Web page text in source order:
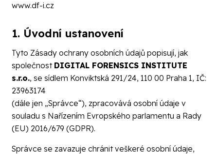
www.df-i.cz
1. Úvodní ustanovení
Tyto Zásady ochrany osobních údajů popisují, jak
společnost DIGITAL FORENSICS INSTITUTE
s.r.o., se sídlem Konviktská 291/24, 110 00 Praha 1, IČ:
23963174
(dále jen „Správce“), zpracovává osobní údaje v
souladu s Nařízením Evropského parlamentu a Rady
(EU) 2016/679 (GDPR).
Správce se zavazuje chránit veškeré osobní údaje,